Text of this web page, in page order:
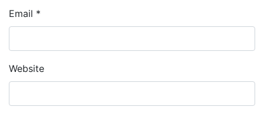
Email *
Website